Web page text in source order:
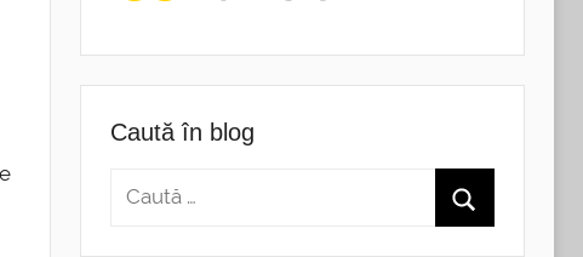
Caută în blog